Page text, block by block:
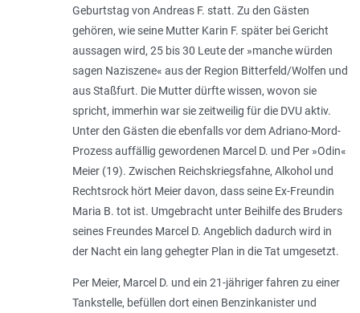
Geburtstag von Andreas F. statt. Zu den Gästen
gehören, wie seine Mutter Karin F. später bei Gericht
aussagen wird, 25 bis 30 Leute der »manche würden
sagen Naziszene« aus der Region Bitterfeld/Wolfen und
aus Staßfurt. Die Mutter dürfte wissen, wovon sie
spricht, immerhin war sie zeitweilig für die DVU aktiv.
Unter den Gästen die ebenfalls vor dem Adriano-Mord-
Prozess auffällig gewordenen Marcel D. und Per »Odin«
Meier (19). Zwischen Reichskriegsfahne, Alkohol und
Rechtsrock hört Meier davon, dass seine Ex-Freundin
Maria B. tot ist. Umgebracht unter Beihilfe des Bruders
seines Freundes Marcel D. Angeblich dadurch wird in
der Nacht ein lang gehegter Plan in die Tat umgesetzt.
Per Meier, Marcel D. und ein 21-jähriger fahren zu einer
Tankstelle, befüllen dort einen Benzinkanister und